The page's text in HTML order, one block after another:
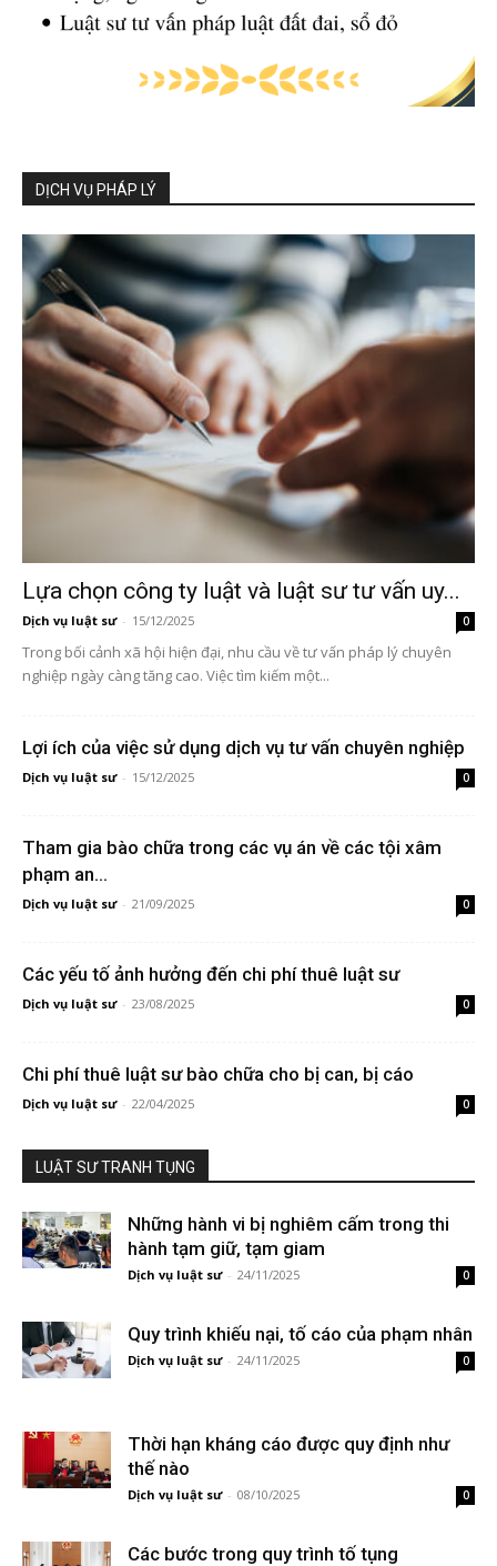
DỊCH VỤ PHÁP LÝ
Lựa chọn công ty luật và luật sư tư vấn uy...
Dịch vụ luật sư - 15/12/2025 0
Trong bối cảnh xã hội hiện đại, nhu cầu về tư vấn pháp lý chuyên
nghiệp ngày càng tăng cao. Việc tìm kiếm một...
Lợi ích của việc sử dụng dịch vụ tư vấn chuyên nghiệp
Dịch vụ luật sư - 15/12/2025 0
Tham gia bào chữa trong các vụ án về các tội xâm
phạm an...
Dịch vụ luật sư - 21/09/2025 0
Các yếu tố ảnh hưởng đến chi phí thuê luật sư
Dịch vụ luật sư - 23/08/2025 0
Chi phí thuê luật sư bào chữa cho bị can, bị cáo
Dịch vụ luật sư - 22/04/2025 0
LUẬT SƯ TRANH TỤNG
Những hành vi bị nghiêm cấm trong thi
hành tạm giữ, tạm giam
Dịch vụ luật sư - 24/11/2025 0
Quy trình khiếu nại, tố cáo của phạm nhân
Dịch vụ luật sư - 24/11/2025 0
Thời hạn kháng cáo được quy định như
thế nào
Dịch vụ luật sư - 08/10/2025 0
Các bước trong quy trình tố tụng